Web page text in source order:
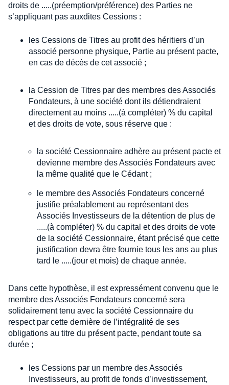
droits de .....(préemption/préférence) des Parties ne
s’appliquant pas auxdites Cessions :
les Cessions de Titres au profit des héritiers d’un
associé personne physique, Partie au présent pacte,
en cas de décès de cet associé ;
la Cession de Titres par des membres des Associés
Fondateurs, à une société dont ils détiendraient
directement au moins .....(à compléter) % du capital
et des droits de vote, sous réserve que :
la société Cessionnaire adhère au présent pacte et
devienne membre des Associés Fondateurs avec
la même qualité que le Cédant ;
le membre des Associés Fondateurs concerné
justifie préalablement au représentant des
Associés Investisseurs de la détention de plus de
.....(à compléter) % du capital et des droits de vote
de la société Cessionnaire, étant précisé que cette
justification devra être fournie tous les ans au plus
tard le .....(jour et mois) de chaque année.
Dans cette hypothèse, il est expressément convenu que le
membre des Associés Fondateurs concerné sera
solidairement tenu avec la société Cessionnaire du
respect par cette dernière de l’intégralité de ses
obligations au titre du présent pacte, pendant toute sa
durée ;
les Cessions par un membre des Associés
Investisseurs, au profit de fonds d’investissement,